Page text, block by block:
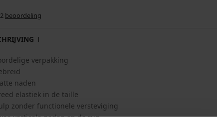
2 beoordeling
verpakking
naden
elastiek in de taille
zonder functionele versteviging